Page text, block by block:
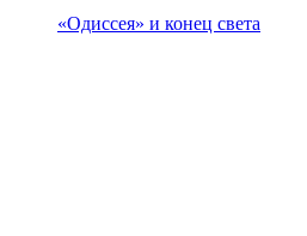
«Одиссея» и конец света